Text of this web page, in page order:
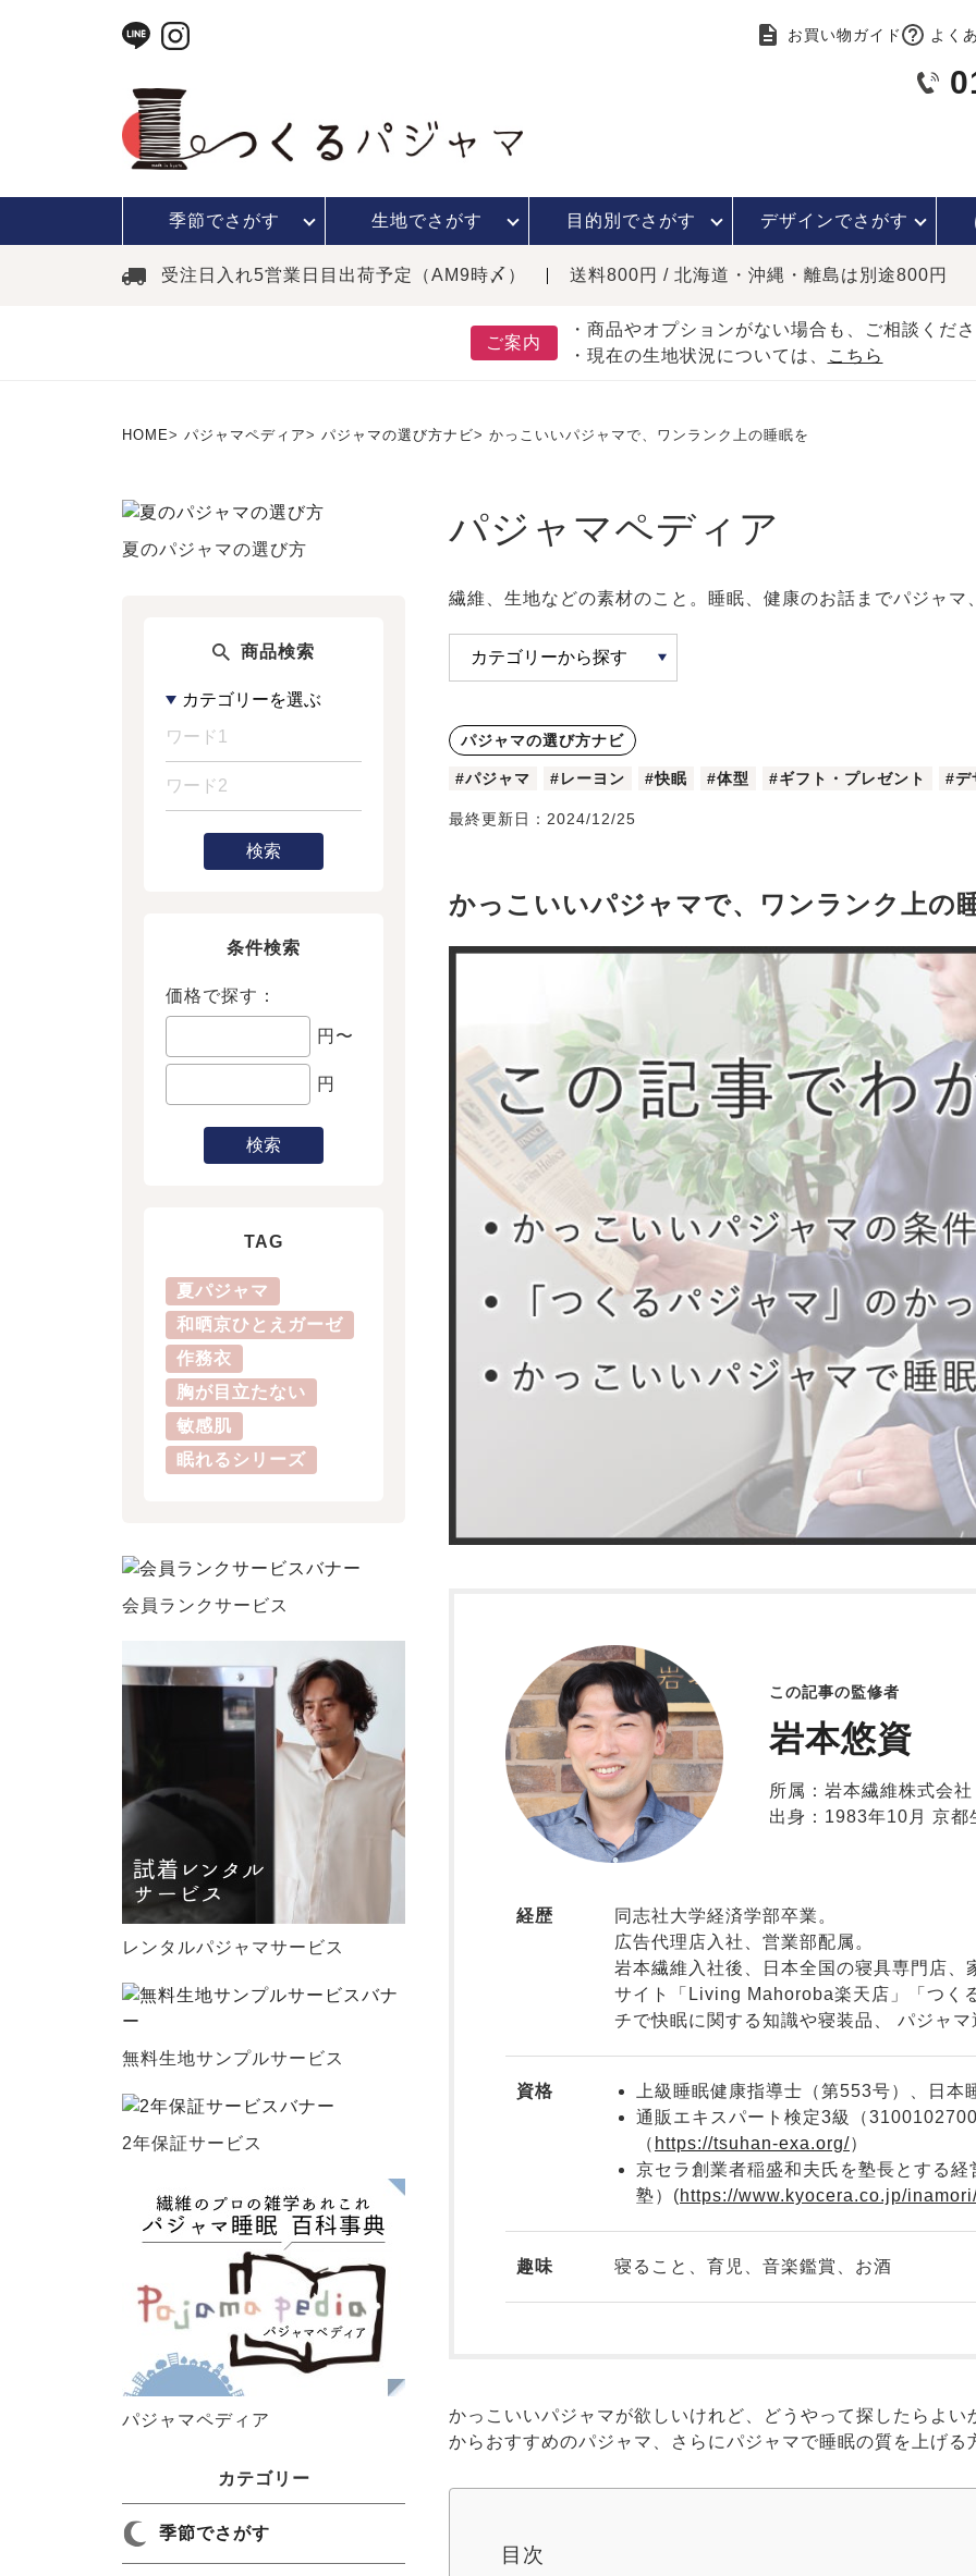
お買い物ガイド よく
季節でさがす 生地でさがす 目的別でさがす デザインでさがす
受注日入れ5営業日目出荷予定（AM9時〆） 送料800円 / 北海道・沖縄・離島は別途800円
ご案内
・商品やオプションがない場合も、ご相談くだ
・現在の生地状況については、
こちら
HOME パジャマペディア パジャマの選び方ナビ かっこいいパジャマで、ワンランク上の睡眠を
夏のパジャマの選び方
商品検索
検索
条件検索
価格で探す：
円〜
円
検索
TAG
夏パジャマ
和晒京ひとえガーゼ
作務衣
胸が目立たない
敏感肌
眠れるシリーズ
会員ランクサービス
レンタルパジャマサービス
無料生地サンプルサービス
2年保証サービス
パジャマペディア
カテゴリー
季節でさがす
パジャマペディア
繊維、生地などの素材のこと。睡眠、健康のお話までパジャマ
パジャマの選び方ナビ
#パジャマ #レーヨン #快眠 #体型 #ギフト・プレゼント #デ
最終更新日： 2024/12/25
かっこいいパジャマで、ワンランク上の
この記事の監修者
岩本悠資
所属：岩本繊維株式会
出身：1983年10月 京都
経歴
同志社大学経済学部卒業。
広告代理店入社、営業部配属。
岩本繊維入社後、日本全国の寝具専門店
サイト「Living Mahoroba楽天店」「つく
チで快眠に関する知識や寝装品、 パジャマ
資格 上級睡眠健康指導士（第553号）、日本
通販エキスパート検定3級（
（ https://tsuhan-exa.org/）
京セラ創業者稲盛和夫氏を塾長とする
塾）(https://www.kyocera.co.jp/
趣味 寝ること、育児、音楽鑑賞、お酒
かっこいいパジャマが欲しいけれど、どうやって探したらよ
からおすすめのパジャマ、さらにパジャマで睡眠の質を上げる
目次